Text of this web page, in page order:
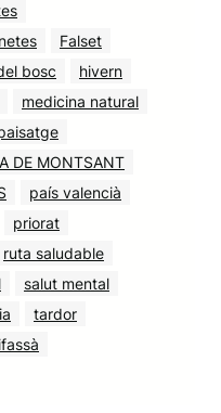
Falset
bosc
hivern
medicina natural
DE MONTSANT
país valencià
priorat
ruta saludable
salut mental
tardor